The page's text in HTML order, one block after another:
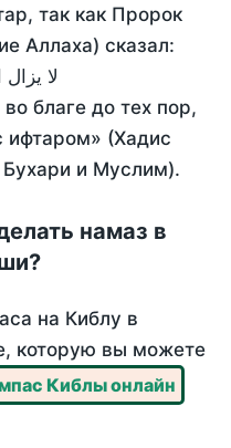
так как Пророк
Аллаха) сказал:
لا
благе до тех пор,
ифтаром» (Хадис
и Муслим).
намаз в
на Киблу в
которую вы можете
Киблы онлайн